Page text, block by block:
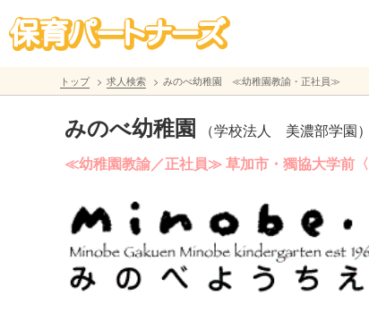
トップ 求人検索 みのべ幼稚園 ≪幼稚園教諭・正社員≫
みのべ幼稚園 （学校法人 美濃部学園）
≪幼稚園教諭／正社員≫ 草加市・獨協大学前